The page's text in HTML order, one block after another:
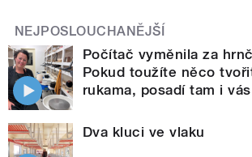
NEJPOSLOUCHANĚJŠÍ
Počítač vyměnila za
Pokud toužíte něco
rukama, posadí tam i vás
Dva kluci ve vlaku